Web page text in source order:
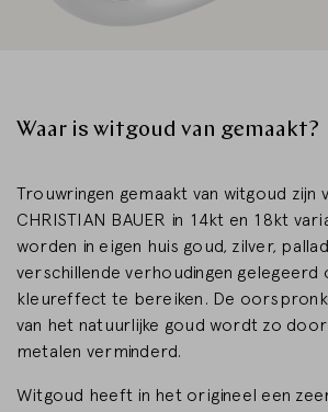
Waar is witgoud van gemaakt?
Trouwringen gemaakt van witgoud zijn
CHRISTIAN BAUER in 14kt en 18kt
worden in eigen huis goud, zilver,
verschillende verhoudingen gelegeerd
kleureffect te bereiken. De
van het natuurlijke goud wordt zo
metalen verminderd.
Witgoud heeft in het origineel een